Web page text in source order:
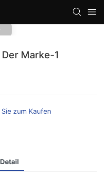
Marke-1
Sie zum Kaufen